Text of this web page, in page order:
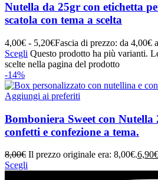
Nutella da 25gr con etichetta
scatola con tema a scelta
4,00€ - 5,20€Fascia di prezzo: da 4,00€
Scegli Questo prodotto ha più varianti.
scelte nella pagina del prodotto
-14%
Aggiungi ai preferiti
Bomboniera Sweet con Nutella
confetti e confezione a tema.
8,00€ Il prezzo originale era: 8,00€.6,90€
Scegli